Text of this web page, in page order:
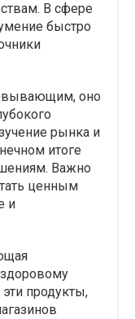
В сфере
быстро
оно
рынка и
итоге
Важно
ценным
и
продукты,